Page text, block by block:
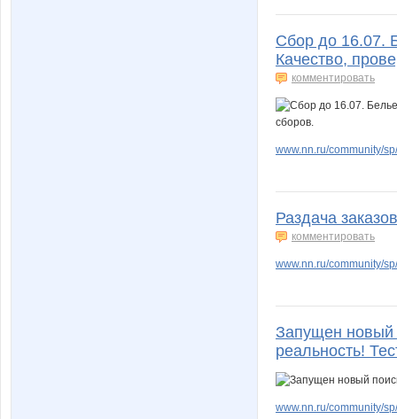
Сбор до 16.07.
Качество,
комментировать
www.nn.ru/community/
Раздача
комментировать
www.nn.ru/community/
Запущен новый
реальность!
www.nn.ru/community/